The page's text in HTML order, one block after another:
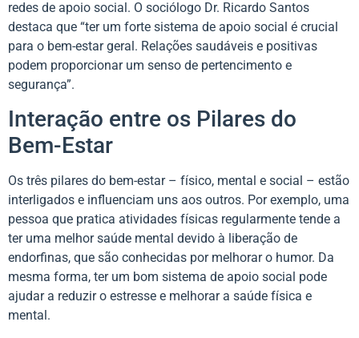
redes de apoio social. O sociólogo Dr. Ricardo Santos
destaca que “ter um forte sistema de apoio social é crucial
para o bem-estar geral. Relações saudáveis e positivas
podem proporcionar um senso de pertencimento e
segurança”.
Interação entre os Pilares do
Bem-Estar
Os três pilares do bem-estar – físico, mental e social – estão
interligados e influenciam uns aos outros. Por exemplo, uma
pessoa que pratica atividades físicas regularmente tende a
ter uma melhor saúde mental devido à liberação de
endorfinas, que são conhecidas por melhorar o humor. Da
mesma forma, ter um bom sistema de apoio social pode
ajudar a reduzir o estresse e melhorar a saúde física e
mental.